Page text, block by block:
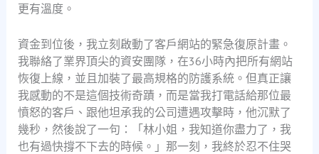
更有溫度。
資金到位後，我立刻啟動了客戶網站的緊急復原計畫。
我聯絡了業界頂尖的資安團隊，在36小時內把所有網站
恢復上線，並且加裝了最高規格的防護系統。但真正讓
我感動的不是這個技術奇蹟，而是當我打電話給那位最
憤怒的客戶、跟他坦承我的公司遭遇攻擊時，他沉默了
幾秒，然後說了一句：「林小姐，我知道你盡力了，我
也有過快撐不下去的時候。」那一刻，我終於忍不住哭